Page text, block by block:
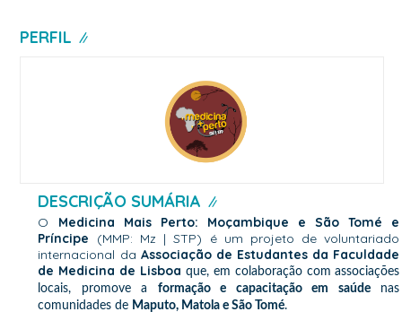
PERFIL
MEDICINA MAIS PERTO:
MOÇAMBIQUE E SÃO TOMÉ E
PRÍNCIPE
DESCRIÇÃO SUMÁRIA
O Medicina Mais Perto: Moçambique e São Tomé e
Príncipe (MMP: Mz | STP) é um projeto de voluntariado
internacional da Associação de Estudantes da Faculdade
de Medicina de Lisboa que, em colaboração com associações
locais, promove a formação e capacitação em saúdenas
comunidades de Maputo, Matola e São Tomé.